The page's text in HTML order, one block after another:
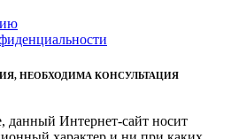
НЕОБХОДИМА КОНСУЛЬТАЦИЯ
Интернет-сайт носит